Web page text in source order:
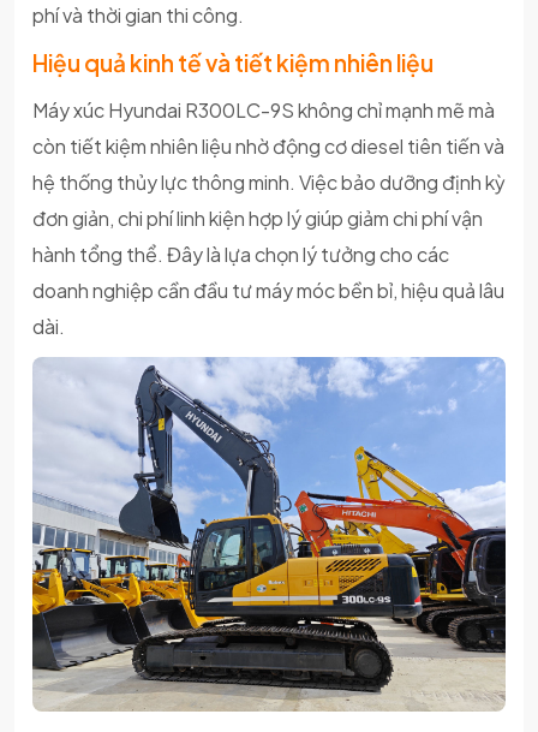
phí và thời gian thi công.
Hiệu quả kinh tế và tiết kiệm nhiên liệu
Máy xúc Hyundai R300LC-9S không chỉ mạnh mẽ mà
còn tiết kiệm nhiên liệu nhờ động cơ diesel tiên tiến và
hệ thống thủy lực thông minh. Việc bảo dưỡng định kỳ
đơn giản, chi phí linh kiện hợp lý giúp giảm chi phí vận
hành tổng thể. Đây là lựa chọn lý tưởng cho các
doanh nghiệp cần đầu tư máy móc bền bỉ, hiệu quả lâu
dài.